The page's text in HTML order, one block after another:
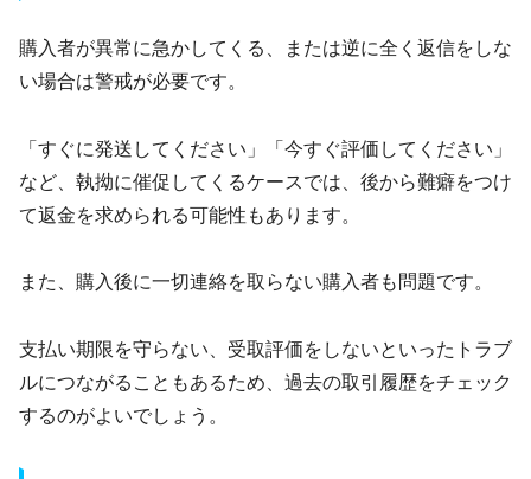
購入者が異常に急かしてくる、または逆に全く返信をしな
い場合は警戒が必要です。
「すぐに発送してください」「今すぐ評価してください」
など、執拗に催促してくるケースでは、後から難癖をつけ
て返金を求められる可能性もあります。
また、購入後に一切連絡を取らない購入者も問題です。
支払い期限を守らない、受取評価をしないといったトラブ
ルにつながることもあるため、過去の取引履歴をチェック
するのがよいでしょう。